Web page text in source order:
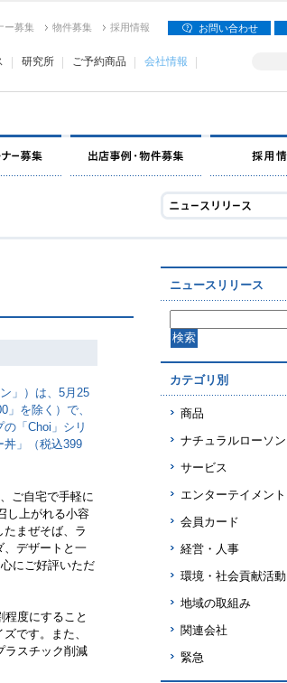
ー募集 物件募集 採用情報 お問い合わせ
研究所 ご予約商品 会社情報
」）は、5月25
を除く）で、
「Choi」シリ
」（税込399
ご自宅で手軽に
し上がれる小容
まぜそば、ラ
、デザートと一
にご好評いただ
度にすること
です。また、
ラスチック削減
ニュースリリース
カテゴリ別
商品
ナチュラルローソン
サービス
エンターテイメント
会員カード
経営・人事
環境・社会貢献活動
地域の取組み
関連会社
緊急